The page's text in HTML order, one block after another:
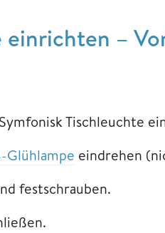
einrichten –
Tischleuchte
Glühlampe eindrehen
festschrauben.